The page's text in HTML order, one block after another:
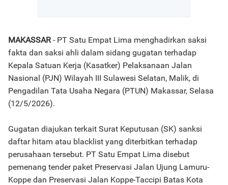
MAKASSAR- PT Satu Empat Lima menghadirkan saksi
fakta dan saksi ahli dalam sidang gugatan terhadap
Kepala Satuan Kerja (Kasatker) Pelaksanaan Jalan
Nasional (PJN) Wilayah III Sulawesi Selatan, Malik, di
Pengadilan Tata Usaha Negara (PTUN) Makassar, Selasa
(12/5/2026).
Gugatan diajukan terkait Surat Keputusan (SK) sanksi
daftar hitam atau blacklist yang diterbitkan terhadap
perusahaan tersebut. PT Satu Empat Lima disebut
pemenang tender paket Preservasi Jalan Ujung Lamuru-
Koppe dan Preservasi Jalan Koppe-Taccipi Batas Kota